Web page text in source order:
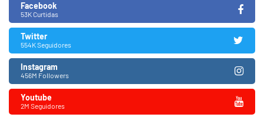
Facebook
53K Curtidas
Twitter
554K Seguidores
Instagram
456M Followers
Youtube
2M Seguidores